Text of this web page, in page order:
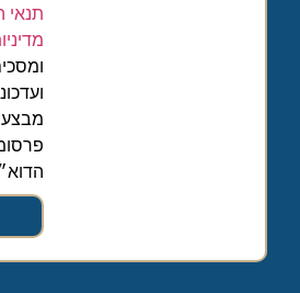
תנאי
מבצעים
הדוא״ל